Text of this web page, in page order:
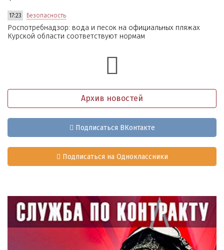
17:23 Безопасность
Роспотребнадзор: вода и песок на официальных пляжах
Курской области соответствуют нормам
Архив новостей
Подписаться ВКонтакте
Подписаться на Одноклассники